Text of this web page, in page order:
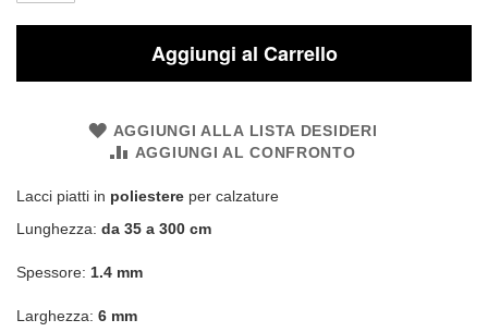
Aggiungi al Carrello
AGGIUNGI ALLA LISTA DESIDERI
AGGIUNGI AL CONFRONTO
Lacci piatti in poliestere per calzature
Lunghezza: da 35 a 300 cm
Spessore: 1.4 mm
Larghezza: 6 mm